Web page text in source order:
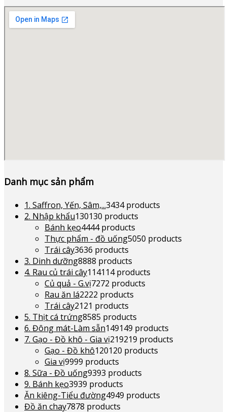
Danh mục sản phẩm
1. Saffron, Yến, Sâm,...3434 products
2. Nhập khẩu130130 products
Bánh kẹo4444 products
Thực phẩm - đồ uống5050 products
Trái cây3636 products
3. Dinh dưỡng8888 products
4. Rau củ trái cây114114 products
Củ quả - G.vị7272 products
Rau ăn lá2222 products
Trái cây2121 products
5. Thịt cá trứng8585 products
6. Đông mát-Làm sẵn149149 products
7. Gạo - Đồ khô - Gia vị219219 products
Gạo - Đồ khô120120 products
Gia vị9999 products
8. Sữa - Đồ uống9393 products
9. Bánh kẹo3939 products
Ăn kiêng-Tiểu đường4949 products
Đồ ăn chay7878 products